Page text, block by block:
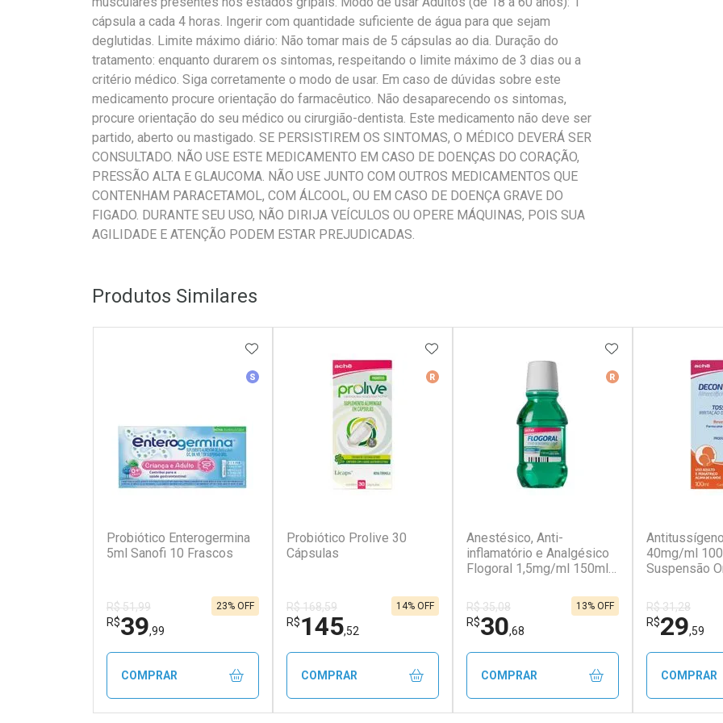
cápsula a cada 4 horas. Ingerir com quantidade suficiente de água para que sejam
deglutidas. Limite máximo diário: Não tomar mais de 5 cápsulas ao dia. Duração do
tratamento: enquanto durarem os sintomas, respeitando o limite máximo de 3 dias ou a
critério médico. Siga corretamente o modo de usar. Em caso de dúvidas sobre este
medicamento procure orientação do farmacêutico. Não desaparecendo os sintomas,
procure orientação do seu médico ou cirurgião-dentista. Este medicamento não deve ser
partido, aberto ou mastigado. SE PERSISTIREM OS SINTOMAS, O MÉDICO DEVERÁ SER
CONSULTADO. NÃO USE ESTE MEDICAMENTO EM CASO DE DOENÇAS DO CORAÇÃO,
PRESSÃO ALTA E GLAUCOMA. NÃO USE JUNTO COM OUTROS MEDICAMENTOS QUE
CONTENHAM PARACETAMOL, COM ÁLCOOL, OU EM CASO DE DOENÇA GRAVE DO
FIGADO. DURANTE SEU USO, NÃO DIRIJA VEÍCULOS OU OPERE MÁQUINAS, POIS SUA
AGILIDADE E ATENÇÃO PODEM ESTAR PREJUDICADAS.
Produtos Similares
Probiótico Enterogermina
5ml Sanofi 10 Frascos
Medicamento Similar
R$ 51,99
R$39,99
23% OFF
ADICIONAR AOS FAVORITOS
COMPRAR
Probiótico Prolive 30
Cápsulas
Medicamento De Referência
R$ 168,59
R$145,52
14% OFF
ADICIONAR AOS FAVORITOS
COMPRAR
Anestésico, Anti-
inflamatório e Analgésico
Flogoral 1,5mg/ml 150ml
Medicamento De
R$ 35,08
R$30,68
13% OFF
ADICIONAR AOS
COMPRAR
40mg/ml
Suspensão
R$ 31,28
R$29,59
COMPRAR